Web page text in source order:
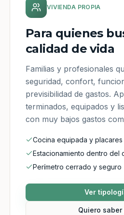
VIVIENDA PROPIA
Para quienes
calidad de vida
Familias y profesionales
seguridad, confort,
previsibilidad de gastos.
terminados, equipados y
con muy bajos gastos
Cocina equipada y placares
Estacionamiento dentro del
Perímetro cerrado y seguro
Ver
Quiero saber